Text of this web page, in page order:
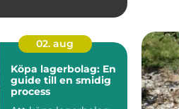
02. aug
Köpa lagerbolag: En
guide till en smidig
process